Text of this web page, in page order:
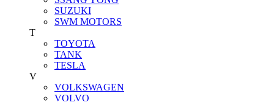
SUZUKI
SWM MOTORS
T
TOYOTA
TANK
TESLA
V
VOLKSWAGEN
VOLVO